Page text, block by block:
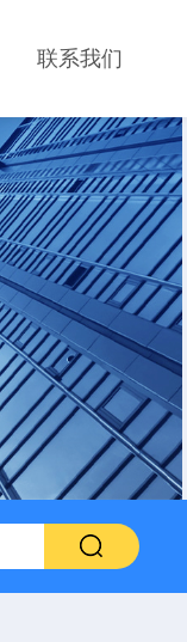
联系我们
冷热交变测试箱